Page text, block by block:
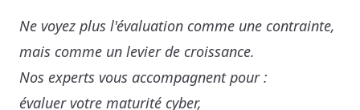
Ne voyez plus l'évaluation comme une contrainte,
mais comme un levier de croissance.
Nos experts vous accompagnent pour :
évaluer votre maturité cyber,